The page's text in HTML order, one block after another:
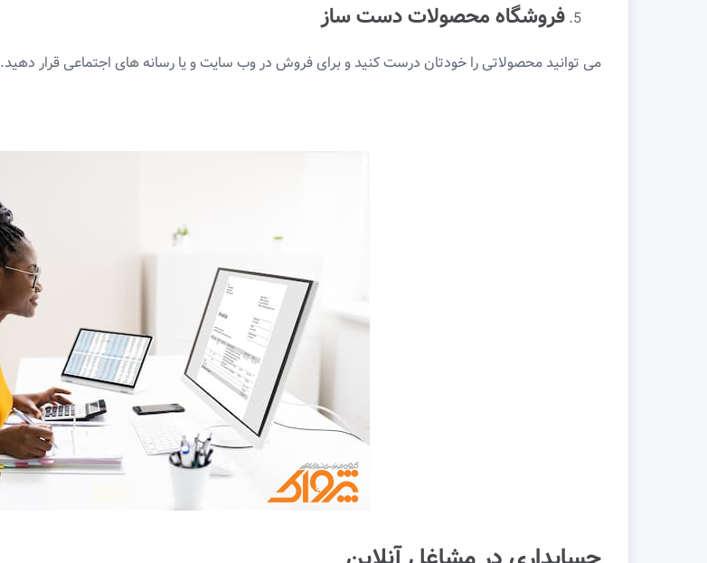
فروشگاه محصولات دست ساز
می توانید محصولاتی را خودتان درست کنید و برای فروش در وب سایت و یا رسانه های اجتماعی قرار دهید.